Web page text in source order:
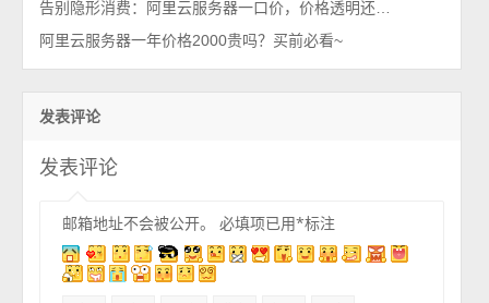
阿里云服务器一年价格2000贵吗？买前必看~
发表评论
发表评论
邮箱地址不会被公开。 必填项已用*标注